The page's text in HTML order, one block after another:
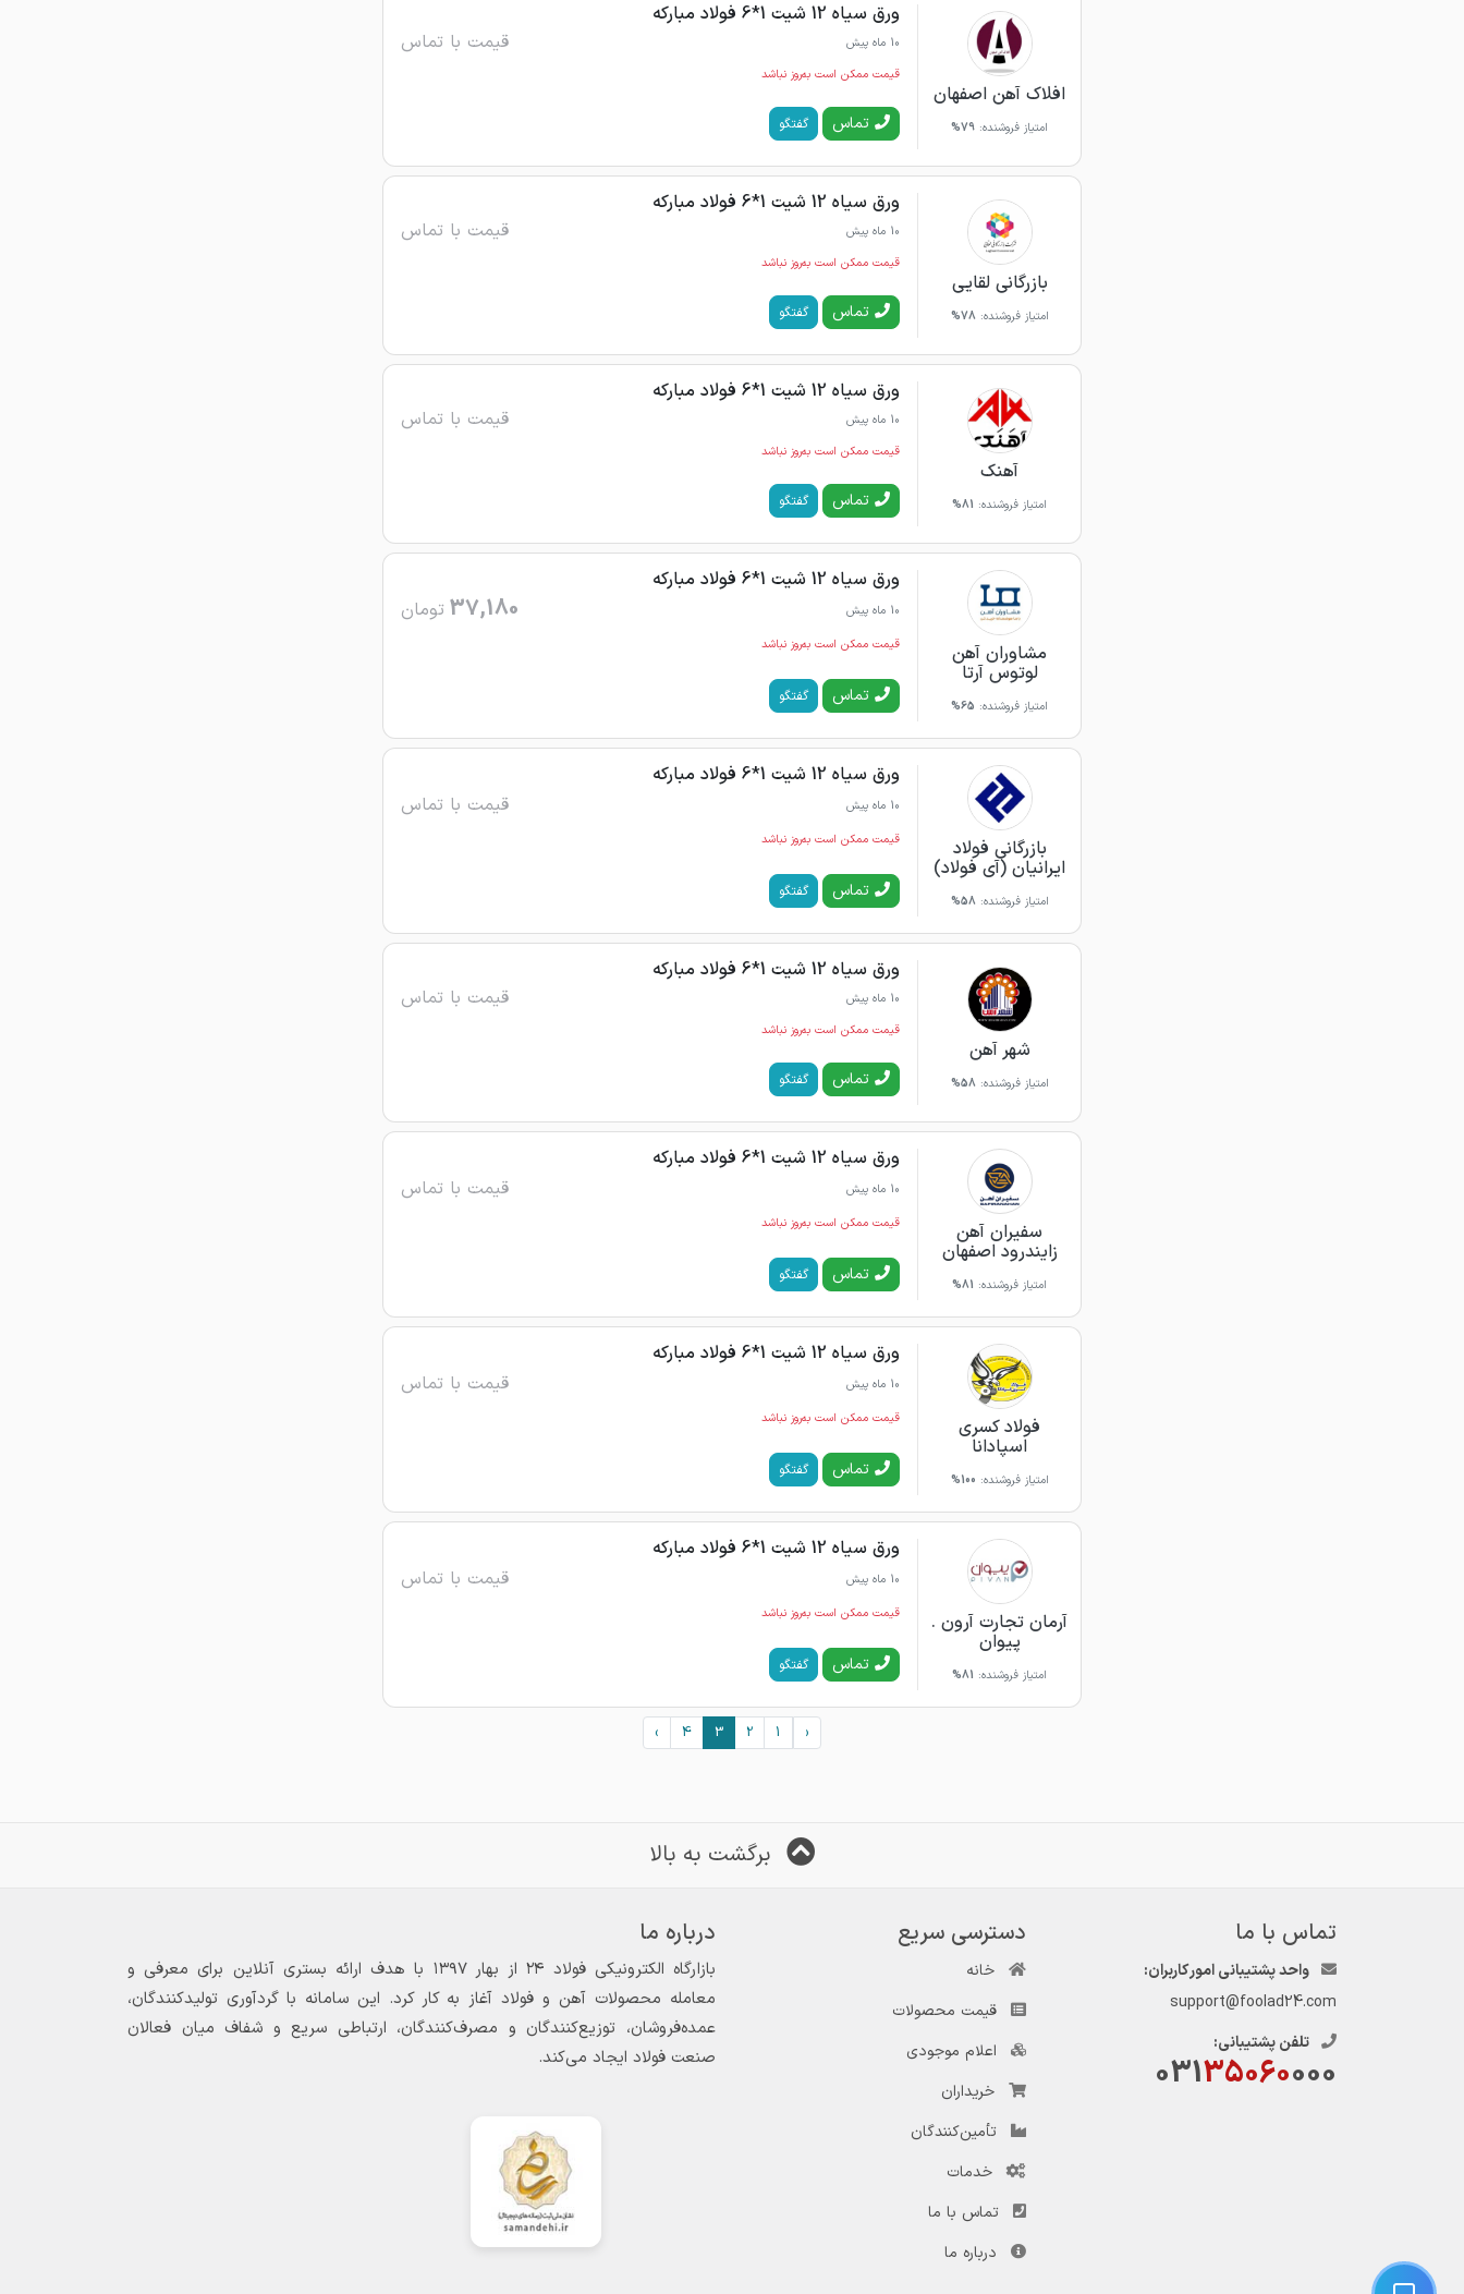
افلاک آهن اصفهان
امتیاز فروشنده: 79%
ورق سیاه 12 شیت 1*6 فولاد مبارکه
10 ماه پیش قیمت با تماس
قیمت ممکن است به‌روز نباشد
تماس گفتگو
بازرگانی لقایی
امتیاز فروشنده: 78%
ورق سیاه 12 شیت 1*6 فولاد مبارکه
10 ماه پیش قیمت با تماس
قیمت ممکن است به‌روز نباشد
تماس گفتگو
آهنک
امتیاز فروشنده: 81%
ورق سیاه 12 شیت 1*6 فولاد مبارکه
10 ماه پیش قیمت با تماس
قیمت ممکن است به‌روز نباشد
تماس گفتگو
مشاوران آهن
لوتوس آرتا
امتیاز فروشنده: 65%
ورق سیاه 12 شیت 1*6 فولاد مبارکه
10 ماه پیش 37,180 تومان
قیمت ممکن است به‌روز نباشد
تماس گفتگو
بازرگانی فولاد
ایرانیان (آی فولاد)
امتیاز فروشنده: 58%
ورق سیاه 12 شیت 1*6 فولاد مبارکه
10 ماه پیش قیمت با تماس
قیمت ممکن است به‌روز نباشد
تماس گفتگو
شهر آهن
امتیاز فروشنده: 58%
ورق سیاه 12 شیت 1*6 فولاد مبارکه
10 ماه پیش قیمت با تماس
قیمت ممکن است به‌روز نباشد
تماس گفتگو
سفیران آهن
زایندرود اصفهان
امتیاز فروشنده: 81%
ورق سیاه 12 شیت 1*6 فولاد مبارکه
10 ماه پیش قیمت با تماس
قیمت ممکن است به‌روز نباشد
تماس گفتگو
فولاد کسری
اسپادانا
امتیاز فروشنده: 100%
ورق سیاه 12 شیت 1*6 فولاد مبارکه
10 ماه پیش قیمت با تماس
قیمت ممکن است به‌روز نباشد
تماس گفتگو
آرمان تجارت آرون .
پیوان
امتیاز فروشنده: 81%
ورق سیاه 12 شیت 1*6 فولاد مبارکه
10 ماه پیش قیمت با تماس
قیمت ممکن است به‌روز نباشد
تماس گفتگو
‹
1
2
3
4
›
برگشت به بالا
تماس با ما
واحد پشتیبانی امور کاربران:
support@foolad24.com
تلفن پشتیبانی:
03135060000
دسترسی سریع
خانه
قیمت محصولات
اعلام موجودی
خریداران
تأمین‌کنندگان
خدمات
تماس با ما
درباره ما
درباره ما
بازارگاه الکترونیکی فولاد ۲۴ از بهار ۱۳۹۷ با هدف ارائه بستری آنلاین برای معرفی و
معامله محصولات آهن و فولاد آغاز به کار کرد. این سامانه با گردآوری تولیدکنندگان،
عمده‌فروشان، توزیع‌کنندگان و مصرف‌کنندگان، ارتباطی سریع و شفاف میان فعالان
صنعت فولاد ایجاد می‌کند.